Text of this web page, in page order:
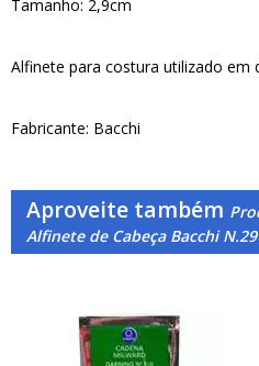
Tamanho: 2,9cm
Alfinete para costura utilizado em
Fabricante: Bacchi
Aproveite também
Alfinete de Cabeça Bacchi